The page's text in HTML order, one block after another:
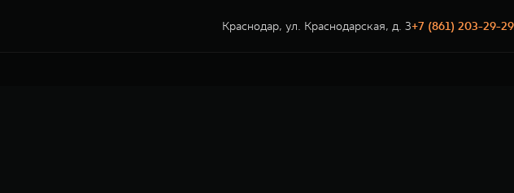
Краснодар, ул. Краснодарская, д. 3+7 (861) 203-29-29